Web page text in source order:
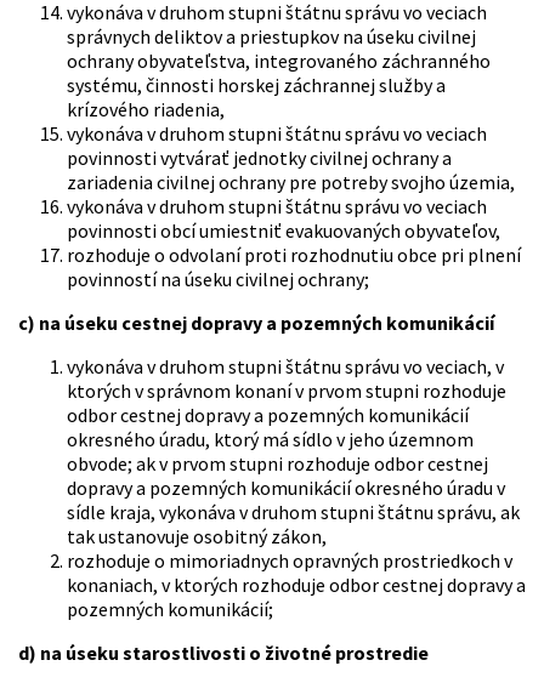
vykonáva v druhom stupni štátnu správu vo veciach
správnych deliktov a priestupkov na úseku civilnej
ochrany obyvateľstva, integrovaného záchranného
systému, činnosti horskej záchrannej služby a
krízového riadenia,
vykonáva v druhom stupni štátnu správu vo veciach
povinnosti vytvárať jednotky civilnej ochrany a
zariadenia civilnej ochrany pre potreby svojho územia,
vykonáva v druhom stupni štátnu správu vo veciach
povinnosti obcí umiestniť evakuovaných obyvateľov,
rozhoduje o odvolaní proti rozhodnutiu obce pri plnení
povinností na úseku civilnej ochrany;
c) na úseku cestnej dopravy a pozemných komunikácií
vykonáva v druhom stupni štátnu správu vo veciach, v
ktorých v správnom konaní v prvom stupni rozhoduje
odbor cestnej dopravy a pozemných komunikácií
okresného úradu, ktorý má sídlo v jeho územnom
obvode; ak v prvom stupni rozhoduje odbor cestnej
dopravy a pozemných komunikácií okresného úradu v
sídle kraja, vykonáva v druhom stupni štátnu správu, ak
tak ustanovuje osobitný zákon,
rozhoduje o mimoriadnych opravných prostriedkoch v
konaniach, v ktorých rozhoduje odbor cestnej dopravy a
pozemných komunikácií;
d) na úseku starostlivosti o životné prostredie